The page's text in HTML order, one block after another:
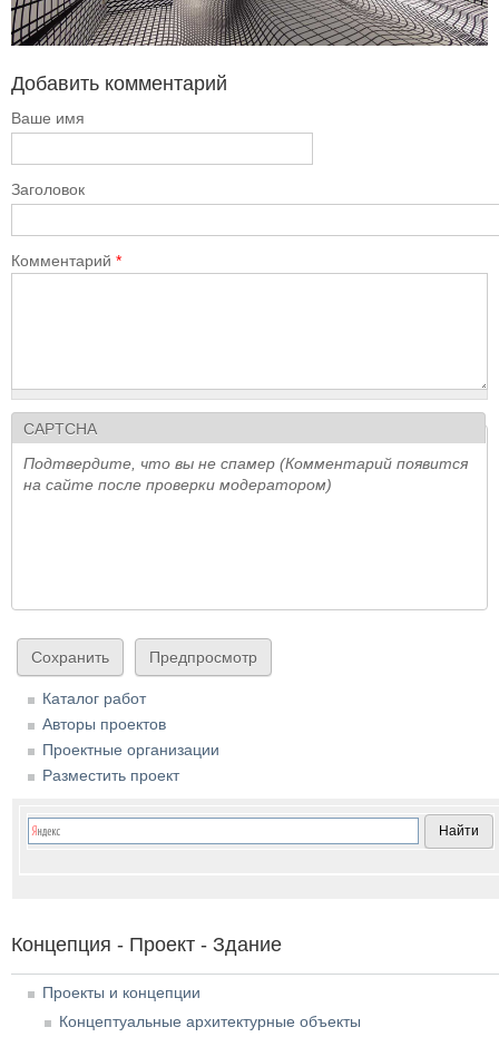
Добавить комментарий
Ваше имя
Заголовок
Комментарий *
CAPTCHA
Подтвердите, что вы не спамер (Комментарий появится
на сайте после проверки модератором)
Каталог работ
Авторы проектов
Проектные организации
Разместить проект
Концепция - Проект - Здание
Проекты и концепции
Концептуальные архитектурные объекты